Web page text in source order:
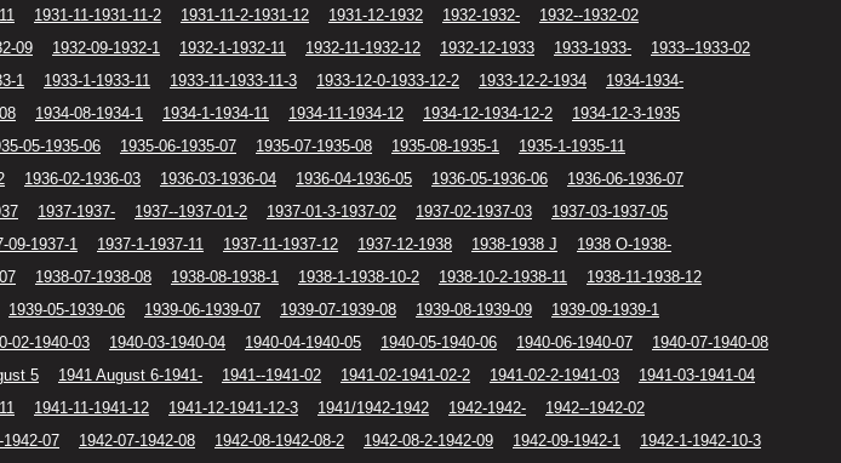
1931-11-1931-11-2 1931-11-2-1931-12 1931-12-1932 1932-1932-
1932--1932-02
09 1932-09-1932-1 1932-1-1932-11 1932-11-1932-12 1932-12-1933 1933-1933-
1933--1933-02
1 1933-1-1933-11 1933-11-1933-11-3 1933-12-0-1933-12-2 1933-12-2-1934
1934-1934-
1934-08-1934-1 1934-1-1934-11 1934-11-1934-12 1934-12-1934-12-2
1934-12-3-1935
05-1935-06 1935-06-1935-07 1935-07-1935-08 1935-08-1935-1
1935-1-1935-11
1936-02-1936-03 1936-03-1936-04 1936-04-1936-05 1936-05-1936-06
1936-06-1936-07
1937-1937- 1937--1937-01-2 1937-01-3-1937-02 1937-02-1937-03
1937-03-1937-05
09-1937-1 1937-1-1937-11 1937-11-1937-12 1937-12-1938 1938-1938 J
1938 O-1938-
1938-07-1938-08 1938-08-1938-1 1938-1-1938-10-2 1938-10-2-1938-11
1938-11-1938-12
1939-05-1939-06 1939-06-1939-07 1939-07-1939-08 1939-08-1939-09
1939-09-1939-1
02-1940-03 1940-03-1940-04 1940-04-1940-05 1940-05-1940-06 1940-06-1940-07
1940-07-1940-08
5 1941 August 6-1941- 1941--1941-02 1941-02-1941-02-2 1941-02-2-1941-03
1941-03-1941-04
1941-11-1941-12 1941-12-1941-12-3 1941/1942-1942 1942-1942-
1942--1942-02
1942-07 1942-07-1942-08 1942-08-1942-08-2 1942-08-2-1942-09 1942-09-1942-1
1942-1-1942-10-3